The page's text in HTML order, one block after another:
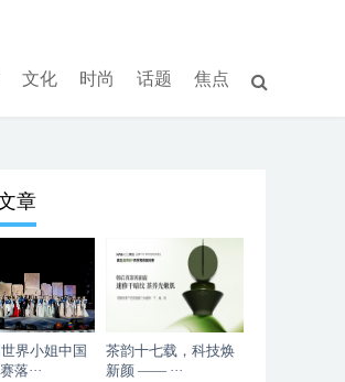
文化 时尚 话题 焦点
章
界小姐中国
落···
茶韵十七载，科技焕
新颜 —— ···